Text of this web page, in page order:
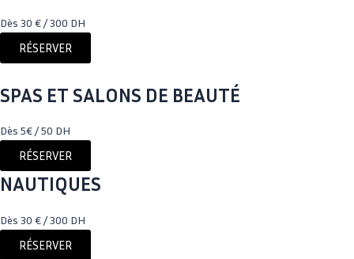
Dès 30 € / 300 DH
RÉSERVER
SPAS ET SALONS DE BEAUTÉ
Dès 5€ / 50 DH
RÉSERVER
NAUTIQUES
Dès 30 € / 300 DH
RÉSERVER